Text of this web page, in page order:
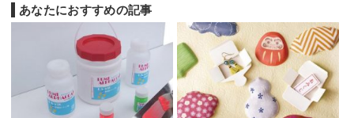
あなたにおすすめの記事